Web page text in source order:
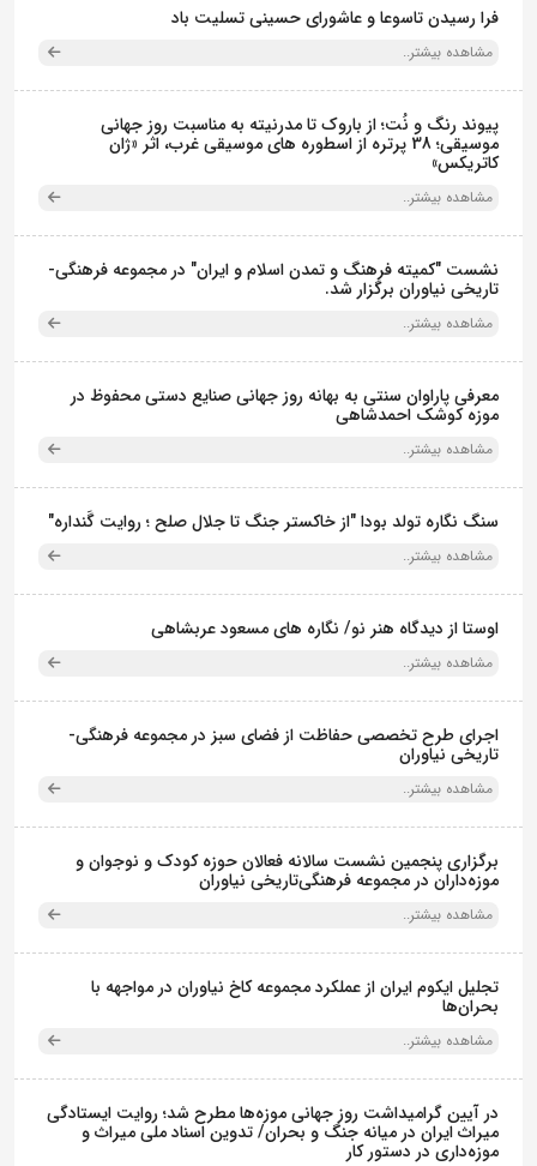
فرا رسیدن تاسوعا و عاشورای حسینی تسلیت باد
مشاهده بیشتر..
پیوند رنگ و نُت؛ از باروک تا مدرنیته به مناسبت روز جهانی
موسیقی؛ 38 پرتره از اسطوره های موسیقی غرب، اثر «ژان
کاتریکس»
مشاهده بیشتر..
نشست "کمیته فرهنگ و تمدن اسلام و ایران" در مجموعه فرهنگی‌-
تاریخی نیاوران برگزار شد.
مشاهده بیشتر..
معرفی پاراوان سنتی به بهانه روز جهانی صنایع دستی محفوظ در
موزه کوشک احمدشاهی
مشاهده بیشتر..
سنگ نگاره تولد بودا "از خاکستر جنگ تا جلال صلح ؛ روایت گَنداره"
مشاهده بیشتر..
اوستا از دیدگاه هنر نو/ نگاره های مسعود عربشاهی
مشاهده بیشتر..
اجرای طرح تخصصی حفاظت از فضای سبز در مجموعه فرهنگی-
تاریخی نیاوران
مشاهده بیشتر..
برگزاری پنجمین نشست سالانه فعالان حوزه کودک و نوجوان و
موزه‌داران در مجموعه فرهنگی‌تاریخی نیاوران
مشاهده بیشتر..
تجلیل ایکوم ایران از عملکرد مجموعه کاخ نیاوران در مواجهه با
بحران‌ها
مشاهده بیشتر..
در آیین گرامیداشت روز جهانی موزه‌ها مطرح شد؛ روایت ایستادگی
میراث ایران در میانه جنگ و بحران/ تدوین اسناد ملی میراث و
موزه‌داری در دستور کار